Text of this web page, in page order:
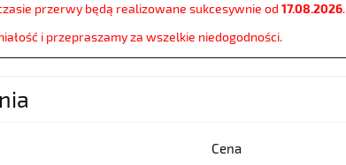
przerwy będą realizowane sukcesywnie od 17.08.2026.
i przepraszamy za wszelkie niedogodności.
Cena